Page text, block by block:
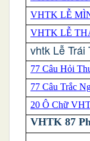
VHTK LỄ
VHTK LỄ
vhtk Lễ
77 Câu Hỏi
77 Câu Trắc
20 Ô Chữ
VHTK 87